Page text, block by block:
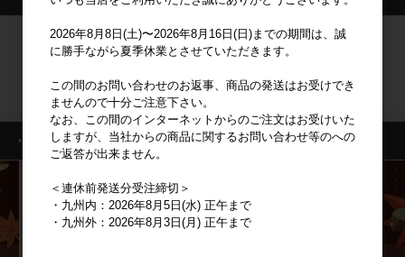
ログイン
新規会員登録
・特集一覧
2026年8月8日(土)〜2026年8月16日(日)までの期間は、誠
に勝手ながら夏季休業とさせていただきます。
この間のお問い合わせのお返事、商品の発送はお受けでき
ませんので十分ご注意下さい。
なお、この間のインターネットからのご注文はお受けいた
しますが、当社からの商品に関するお問い合わせ等のへの
ご返答が出来ません。
＜連休前発送分受注締切＞
・九州内：2026年8月5日(水) 正午まで
・九州外：2026年8月3日(月) 正午まで